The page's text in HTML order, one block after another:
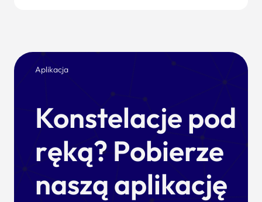
Aplikacja
Konstelacje pod
ręką? Pobierze
naszą aplikację